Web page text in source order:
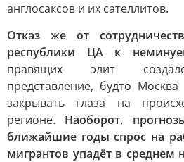
англосаксов и их сателлитов.
Отказ же от
республики ЦА к
правящих элит
представление, будто
закрывать глаза на
регионе. Наоборот,
ближайшие годы спрос на
мигрантов упадёт в среднем